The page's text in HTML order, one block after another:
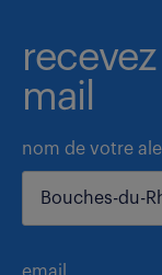
mail
nom de votre